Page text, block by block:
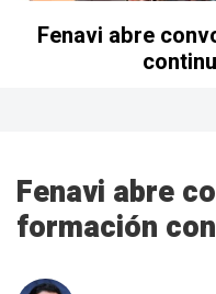
Fenavi abre
Fenavi abre
formación